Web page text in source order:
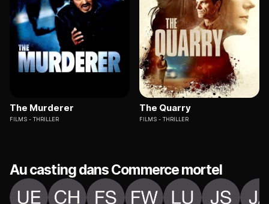
The Murderer
FILMS THRILLER
The Quarry
FILMS THRILLER
Au casting dans Commerce mortel